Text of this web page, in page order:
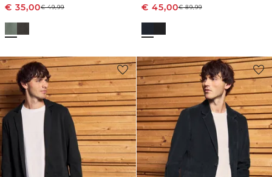
€ 35,00€49,99
€ 45,00€89,99